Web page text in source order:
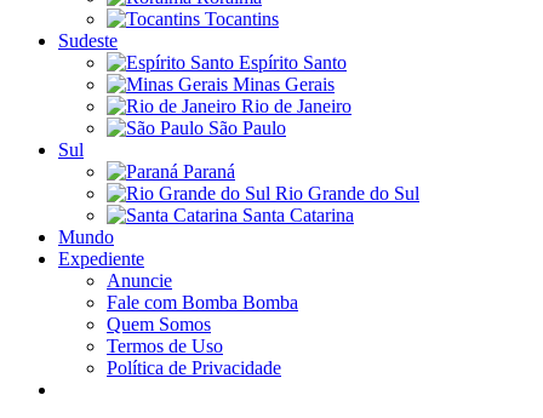
Tocantins
Sudeste
Espírito Santo
Minas Gerais
Rio de Janeiro
São Paulo
Sul
Paraná
Rio Grande do Sul
Santa Catarina
Mundo
Expediente
Anuncie
Fale com Bomba Bomba
Quem Somos
Termos de Uso
Política de Privacidade